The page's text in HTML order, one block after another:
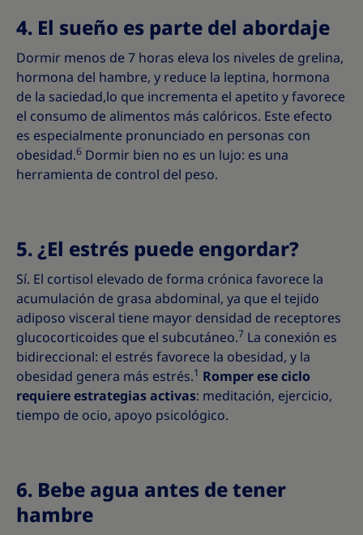
4. El sueño es parte del abordaje
Dormir menos de 7 horas eleva los niveles de grelina,
hormona del hambre, y reduce la leptina, hormona
de la saciedad,lo que incrementa el apetito y favorece
el consumo de alimentos más calóricos. Este efecto
es especialmente pronunciado en personas con
obesidad.6 Dormir bien no es un lujo: es una
herramienta de control del peso.
5. ¿El estrés puede engordar?
Sí. El cortisol elevado de forma crónica favorece la
acumulación de grasa abdominal, ya que el tejido
adiposo visceral tiene mayor densidad de receptores
glucocorticoides que el subcutáneo.7 La conexión es
bidireccional: el estrés favorece la obesidad, y la
obesidad genera más estrés.1 Romper ese ciclo
requiere estrategias activas: meditación, ejercicio,
tiempo de ocio, apoyo psicológico.
6. Bebe agua antes de tener
hambre